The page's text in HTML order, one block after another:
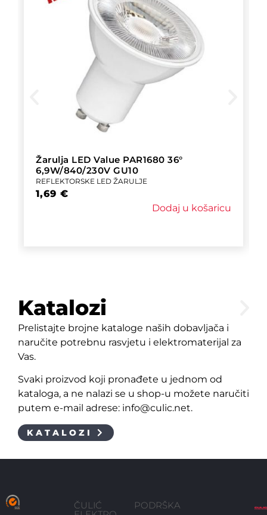
Žarulja LED Value PAR1680 36°
6,9W/840/230V GU10
REFLEKTORSKE LED ŽARULJE
1,69 €
Dodaj u košaricu
Katalozi
Prelistajte brojne kataloge naših dobavljača i
naručite potrebnu rasvjetu i elektromaterijal za
Vas.
Svaki proizvod koji pronađete u jednom od
kataloga, a ne nalazi se u shop-u možete naručiti
putem e-mail adrese: info@culic.net.
KATALOZI
ČULIĆ PODRŠKA